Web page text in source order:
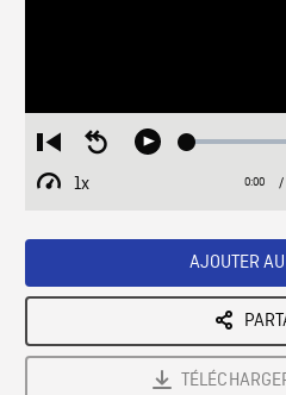
Restart
from
beginning
Seek
Play Loaded:
1x
Playback
Current
0:00 /
AJOUTER